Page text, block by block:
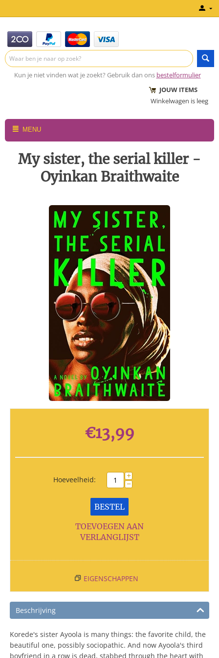
Kun je niet vinden wat je zoekt? Gebruik dan ons bestelformulier
JOUW ITEMS
Winkelwagen is leeg
MENU
My sister, the serial killer -
Oyinkan Braithwaite
€13,99
Hoeveelheid: +
−
BESTEL
TOEVOEGEN AAN
VERLANGLIJST
EIGENSCHAPPEN
Beschrijving
Korede's sister Ayoola is many things: the favorite child, the
beautiful one, possibly sociopathic. And now Ayoola's third
boyfriend in a row is dead, stabbed through the heart with